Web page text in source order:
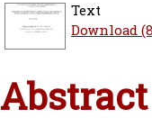
Text
Download
Abstract